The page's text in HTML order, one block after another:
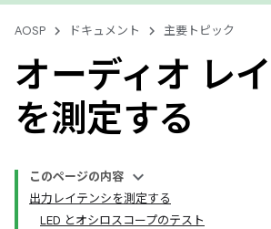
AOSP ドキュメント 主要トピック
オーディオ レ
を測定する
このページの内容
出力レイテンシを測定する
LED とオシロスコープのテスト